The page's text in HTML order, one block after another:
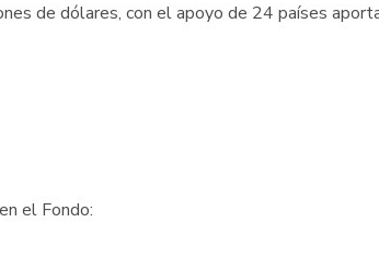
de dólares, con el apoyo de 24 países
el Fondo: